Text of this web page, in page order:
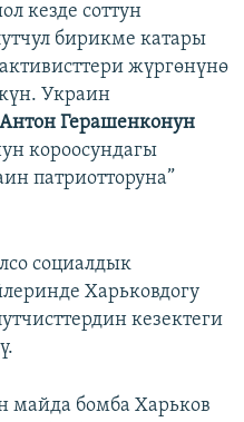
кезде соттун
бирикме катары
жүргөнүнө
Украин
Антон Герашенконун
короосундагы
патриотторуна”
социалдык
Харьковдогу
кезектеги
майда бомба Харьков